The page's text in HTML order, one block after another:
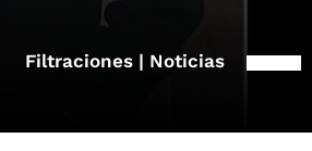
Filtraciones | Noticias